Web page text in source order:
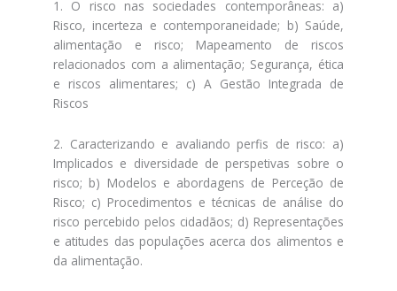
1. O risco nas sociedades contemporâneas: a)
Risco, incerteza e contemporaneidade; b) Saúde,
alimentação e risco; Mapeamento de riscos
relacionados com a alimentação; Segurança, ética
e riscos alimentares; c) A Gestão Integrada de
Riscos
2. Caracterizando e avaliando perfis de risco: a)
Implicados e diversidade de perspetivas sobre o
risco; b) Modelos e abordagens de Perceção de
Risco; c) Procedimentos e técnicas de análise do
risco percebido pelos cidadãos; d) Representações
e atitudes das populações acerca dos alimentos e
da alimentação.